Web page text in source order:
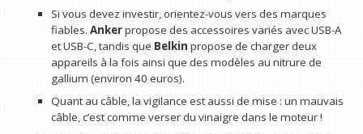
Si vous devez investir, orientez-vous vers des marques
fiables. Ankerpropose des accessoires variés avec USB-A
et USB-C, tandis que Belkin propose de charger deux
appareils à la fois ainsi que des modèles au nitrure de
gallium (environ 40 euros).
Quant au câble, la vigilance est aussi de mise : un mauvais
câble, c’est comme verser du vinaigre dans le moteur !